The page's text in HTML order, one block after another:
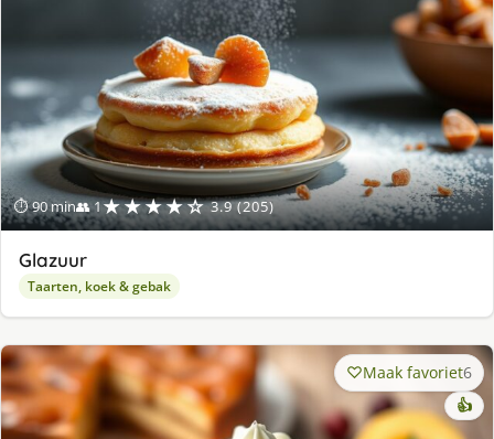
⏱ 90 min👥 1★★★★☆ 3.9 (205)
Glazuur
Taarten, koek & gebak
Maak favoriet6
👍